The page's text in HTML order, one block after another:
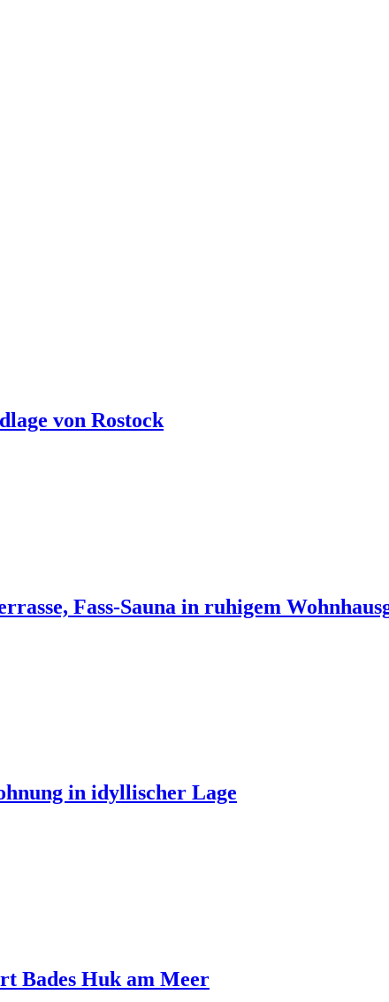
von Rostock
Fass-Sauna in ruhigem
in idyllischer Lage
Bades Huk am Meer